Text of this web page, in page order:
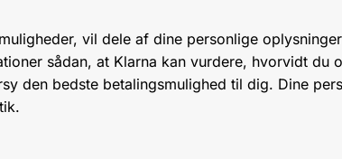
vil dele af dine personlige
sådan, at Klarna kan vurdere, hvorvidt du
den bedste betalingsmulighed til dig. Dine
.